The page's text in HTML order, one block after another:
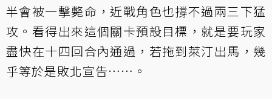
半會被一擊斃命，近戰角色也撐不過兩三下猛
攻。看得出來這個關卡預設目標，就是要玩家
盡快在十四回合內通過，若拖到萊汀出馬，幾
乎等於是敗北宣告……。